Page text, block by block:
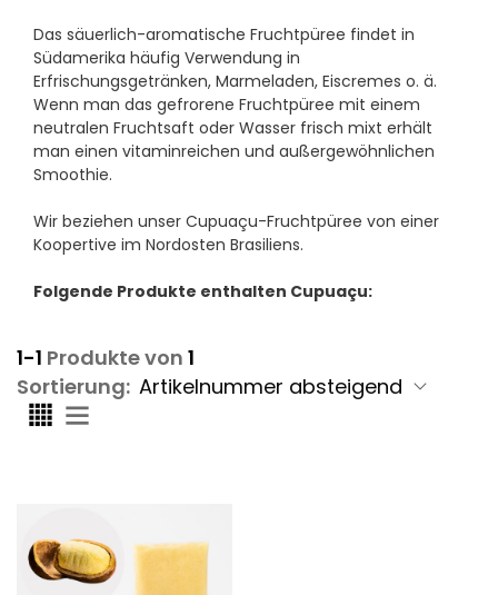
Das säuerlich-aromatische Fruchtpüree findet in
Südamerika häufig Verwendung in
Erfrischungsgetränken, Marmeladen, Eiscremes o. ä.
Wenn man das gefrorene Fruchtpüree mit einem
neutralen Fruchtsaft oder Wasser frisch mixt erhält
man einen vitaminreichen und außergewöhnlichen
Smoothie.
Wir beziehen unser Cupuaçu-Fruchtpüree von einer
Koopertive im Nordosten Brasiliens.
Folgende Produkte enthalten Cupuaçu:
1-1 Produkte von 1
Sortierung: